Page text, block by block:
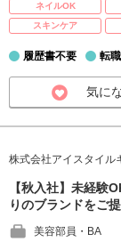
ネイルOK
スキンケア
履歴書不要 転
気に
株式会社アイスタイル
【秋入社】未経
りのブランドをご
美容部員・BA